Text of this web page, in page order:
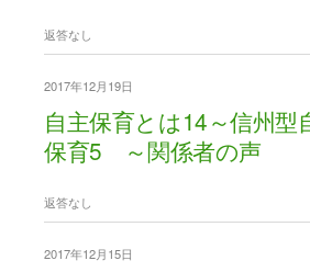
返答なし
2017年12月19日
自主保育とは14～信州型
保育5 ～関係者の声
返答なし
2017年12月15日